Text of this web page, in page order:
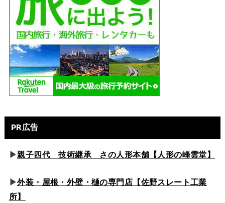
PR広告
▶親子四代 技術継承 さの人形本舗【人形の峰雲堂】
▶外装・屋根・外壁・樋の専門店【佐野スレート工業
所】